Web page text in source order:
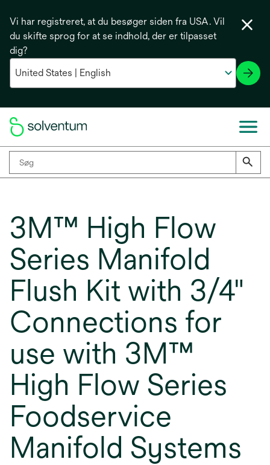
Vi har registreret, at du besøger siden fra USA. Vil
du skifte sprog for at se indhold, der er tilpasset
dig?
3M™ High Flow
Series Manifold
Flush Kit with 3/4"
Connections for
use with 3M™
High Flow Series
Foodservice
Manifold Systems